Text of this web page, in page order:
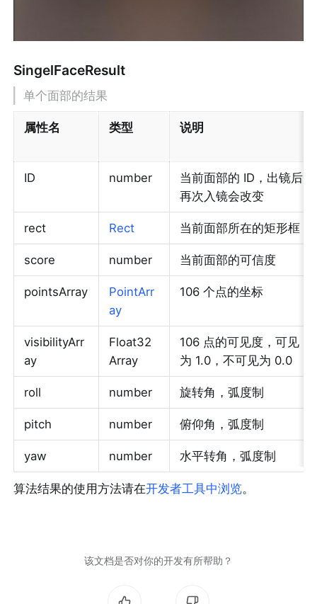
SingelFaceResult
单个面部的结果
属性名 类型 说明
ID number
当前面部的 ID，出镜后
再次入镜会改变
rect Rect 当前面部所在的矩形框
score number 当前面部的可信度
pointsArray
PointArr
ay
106 个点的坐标
visibilityArr
ay
Float32
Array
106 点的可见度，可见
为 1.0，不可见为 0.0
roll number 旋转角，弧度制
pitch number 俯仰角，弧度制
yaw number 水平转角，弧度制
算法结果的使用方法请在开发者工具中浏览。
该文档是否对你的开发有所帮助？